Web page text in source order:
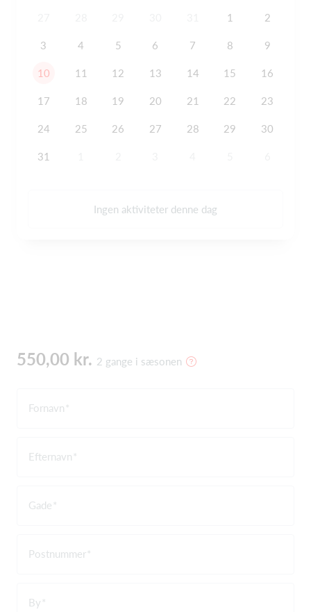
1 2
3 4 5 6 7 8 9
10 11 12 13 14 15 16
17 18 19 20 21 22 23
24 25 26 27 28 29 30
31
Ingen aktiviteter denne dag
550,00 kr. 2 gange i sæsonen
Fornavn
Efternavn
Gade
Postnummer
By